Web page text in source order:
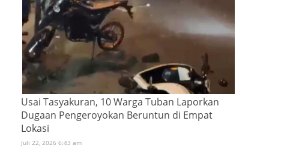
Usai Tasyakuran, 10 Warga Tuban Laporkan
Dugaan Pengeroyokan Beruntun di Empat
Lokasi
Juli 22, 2026 6:43 am